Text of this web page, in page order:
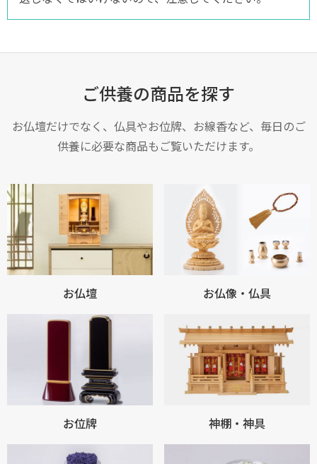
ご供養の商品を探す
お仏壇だけでなく、仏具やお位牌、お線香など、毎日のご
供養に必要な商品もご覧いただけます。
お仏壇 お仏像・仏具
お位牌 神棚・神具